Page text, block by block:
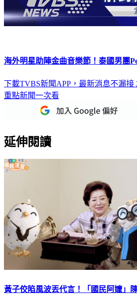
海外明星助陣金曲音樂節！泰國男團
下載TVBS新聞APP，最新消息不漏接
重點新聞一次看
延伸閱讀
黃子佼陷風波丟代言！「國民阿嬤」